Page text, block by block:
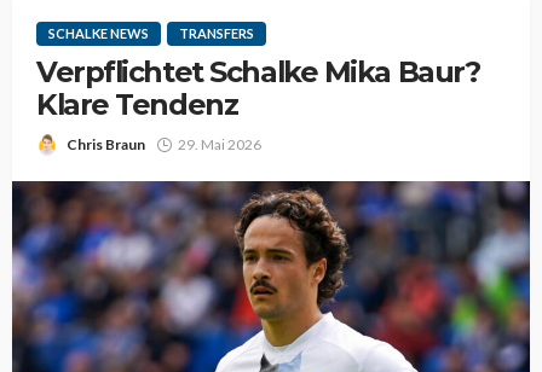
SCHALKE NEWS TRANSFERS
Verpflichtet Schalke Mika Baur?
Klare Tendenz
Chris Braun 29. Mai 2026